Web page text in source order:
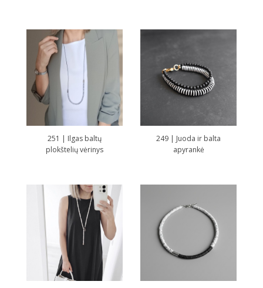
251 | Ilgas baltų
plokštelių vėrinys
249 | Juoda ir balta
apyrankė